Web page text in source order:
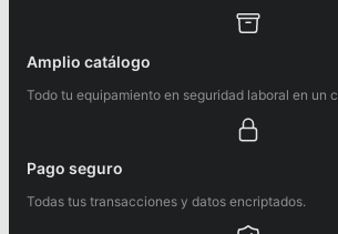
Amplio catálogo
Todo tu equipamiento en seguridad laboral en un
Pago seguro
Todas tus transacciones y datos encriptados.